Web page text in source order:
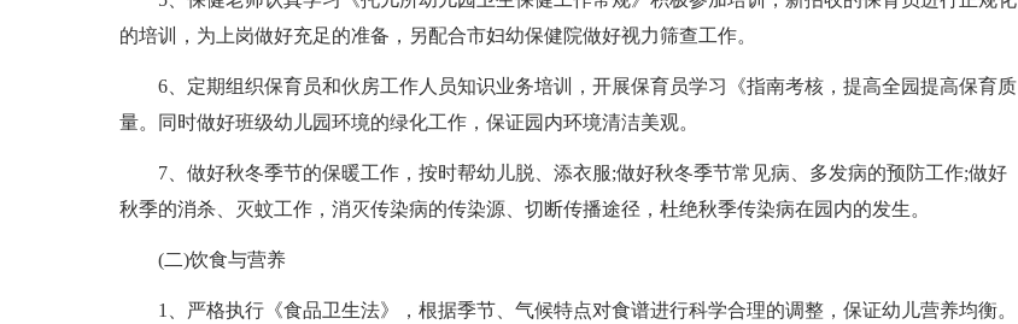
的培训，为上岗做好充足的准备，另配合市妇幼保健院做好视力筛查工作。
6、定期组织保育员和伙房工作人员知识业务培训，开展保育员学习《指南考核，提高全园提高保育质
量。同时做好班级幼儿园环境的绿化工作，保证园内环境清洁美观。
7、做好秋冬季节的保暖工作，按时帮幼儿脱、添衣服;做好秋冬季节常见病、多发病的预防工作;做好
秋季的消杀、灭蚊工作，消灭传染病的传染源、切断传播途径，杜绝秋季传染病在园内的发生。
(二)饮食与营养
1、严格执行《食品卫生法》，根据季节、气候特点对食谱进行科学合理的调整，保证幼儿营养均衡。